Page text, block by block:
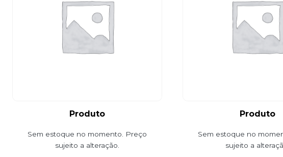
Produto
Sem estoque no momento. Preço
sujeito a alteração.
Produto
Sem estoque no
sujeito a